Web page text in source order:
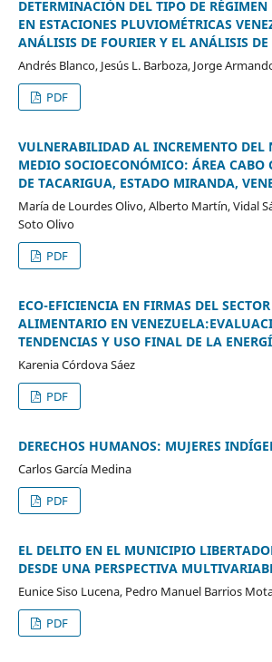
DETERMINACIÓN DEL TIPO DE
EN ESTACIONES PLUVIOMÉTRICAS
ANÁLISIS DE FOURIER Y EL ANÁLISIS DE
Andrés Blanco, Jesús L. Barboza, Jorge
PDF
VULNERABILIDAD AL INCREMENTO DEL
MEDIO SOCIOECONÓMICO: ÁREA CABO
DE TACARIGUA, ESTADO MIRANDA,
María de Lourdes Olivo, Alberto Martín, Vidal
Soto Olivo
PDF
ECO-EFICIENCIA EN FIRMAS DEL
ALIMENTARIO EN
TENDENCIAS Y USO FINAL DE LA
Karenia Córdova Sáez
PDF
DERECHOS HUMANOS: MUJERES
Carlos García Medina
PDF
EL DELITO EN EL MUNICIPIO
DESDE UNA PERSPECTIVA
Eunice Siso Lucena, Pedro Manuel Barrios
PDF